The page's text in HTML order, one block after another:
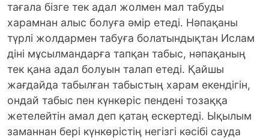
тағала бізге тек адал жолмен мал табуды
харамнан алыс болуға әмір етеді. Нәпақаны
түрлі жолдармен табуға болатындықтан Ислам
діні мұсылмандарға тапқан табыс, нәпақаның
тек қана адал болуын талап етеді. Қайшы
жағдайда табылған табыстың харам екендігін,
ондай табыс пен күнкөріс пендені тозаққа
жетелейтін амал деп қатаң ескертеді. Ықылым
заманнан бері күнкөрістің негізгі кәсібі сауда